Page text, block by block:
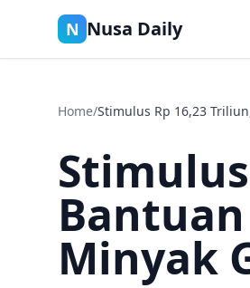
N Nusa Daily
Home/Stimulus Rp 16,23
Minyak